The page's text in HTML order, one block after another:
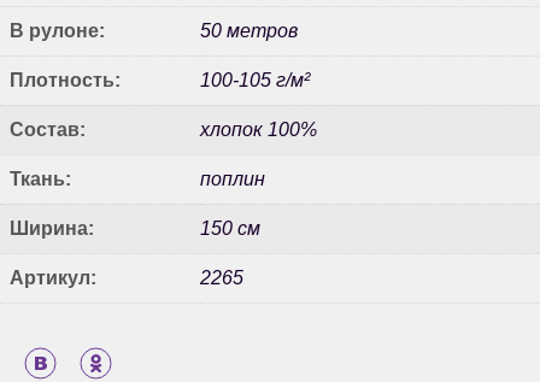
В рулоне: 50 метров
Плотность: 100-105 г/м²
Состав: хлопок 100%
Ткань: поплин
Ширина: 150 см
Артикул: 2265